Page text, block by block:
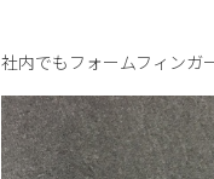
社内でもフォームフィンガ